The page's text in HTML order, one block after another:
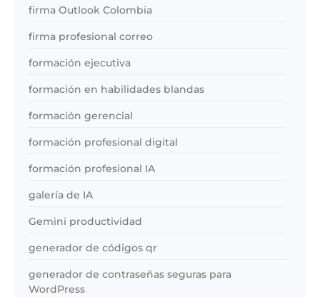
firma Outlook Colombia
firma profesional correo
formación ejecutiva
formación en habilidades blandas
formación gerencial
formación profesional digital
formación profesional IA
galería de IA
Gemini productividad
generador de códigos qr
generador de contraseñas seguras para
WordPress